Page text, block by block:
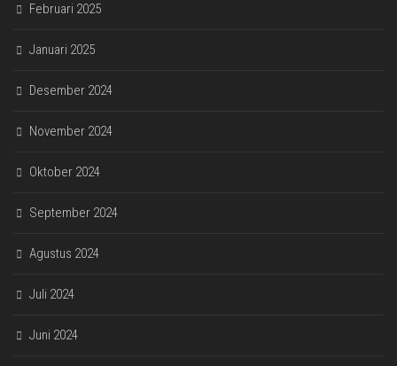
Februari 2025
Januari 2025
Desember 2024
November 2024
Oktober 2024
September 2024
Agustus 2024
Juli 2024
Juni 2024